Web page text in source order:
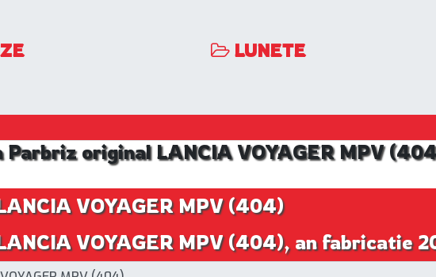
LUNETE
Parbriz original LANCIA VOYAGER MPV
VOYAGER MPV (404)
VOYAGER MPV (404), an fabricatie